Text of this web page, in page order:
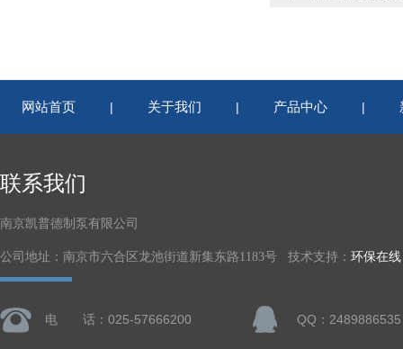
网站首页 | 关于我们 | 产品中心 |
联系我们
南京凯普德制泵有限公司
公司地址：南京市六合区龙池街道新集东路1183号 技术支持： 环保在线
电 话：025-57666200 QQ：2489886535